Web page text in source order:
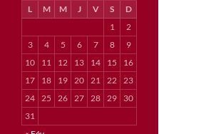
L M M J V S
D
1
2
3
4 5 6 7 8
9
10
11 12 13 14 15
16
17
18 19 20 21 22 23
24 25 26 27 28 29
30
31